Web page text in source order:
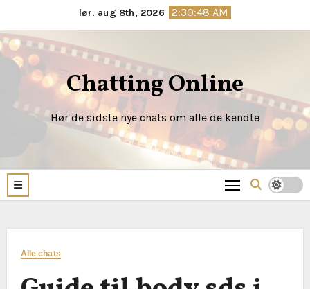
to
content
lør. aug 8th, 2026 2:30:49 AM
Chatting Online
Hør de sidste nye chats om alle de kendte
Alle chats